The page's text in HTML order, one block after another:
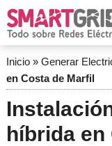
Inicio» Generar
en Costa de Marfil
híbrida en